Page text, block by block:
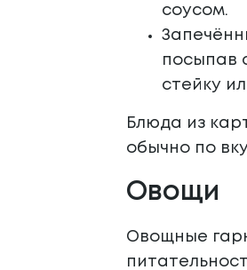
соусом.
посыпав
стейку
Блюда из
обычно по
Овощи
Овощные